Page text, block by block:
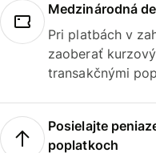
Medzinárodná
Pri platbách v
zaoberať
transakčnými
Posielajte
poplatkoch